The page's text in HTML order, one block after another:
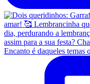
Encanto é daqueles temas